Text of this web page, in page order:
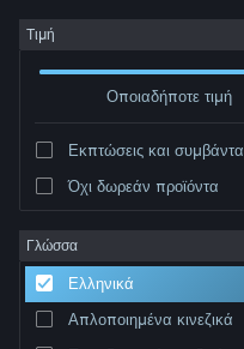
Σύνδεση
Κατάστημα
Σχετικά
Υποστήριξη
Τιμή
Οποιαδήποτε τιμή
Εκπτώσεις και συμβάντα
Όχι δωρεάν προϊόντα
Γλώσσα
Ελληνικά
Απλοποιημένα κινεζικά
Δημιουργός: Rockstar North
Ταξινόμηση ανά